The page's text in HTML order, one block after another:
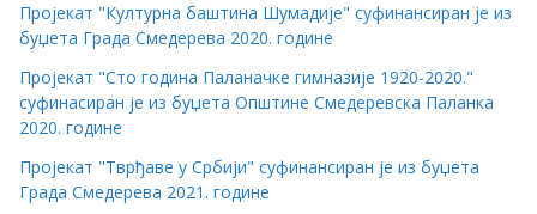
Пројекат "Културна баштина Шумадије" суфинансиран је из
буџета Града Смедерева 2020. године
Пројекат "Сто година Паланачке гимназије 1920-2020."
суфинасиран је из буџета Општине Смедеревска Паланка
2020. године
Пројекат "Тврђаве у Србији" суфинансиран је из буџета
Града Смедерева 2021. године